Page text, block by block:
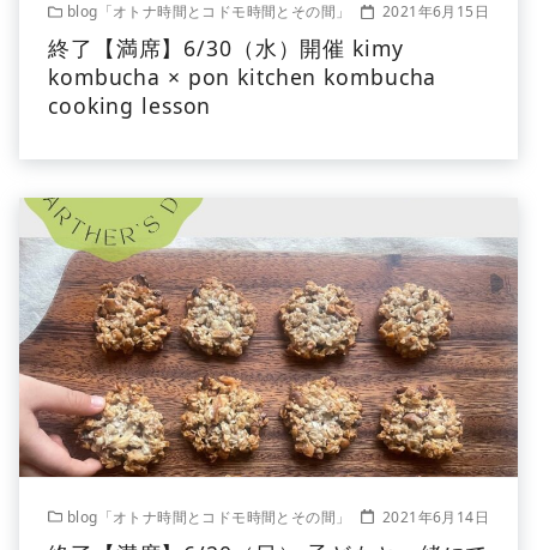
blog「オトナ時間とコドモ時間とその間」 2021年6月15日
終了【満席】6/30（水）開催 kimy
kombucha × pon kitchen kombucha
cooking lesson
blog「オトナ時間とコドモ時間とその間」 2021年6月14日